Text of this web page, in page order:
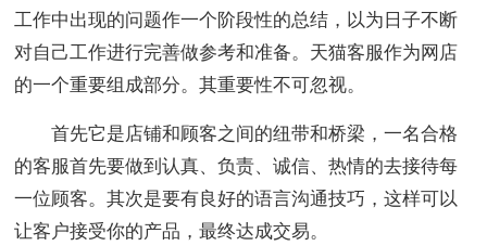
工作中出现的问题作一个阶段性的总结，以为日子不断
对自己工作进行完善做参考和准备。天猫客服作为网店
的一个重要组成部分。其重要性不可忽视。
首先它是店铺和顾客之间的纽带和桥梁，一名合格
的客服首先要做到认真、负责、诚信、热情的去接待每
一位顾客。其次是要有良好的语言沟通技巧，这样可以
让客户接受你的产品，最终达成交易。